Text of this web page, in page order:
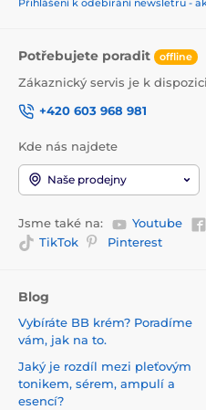
Přihlášení k odebírání newsletru -
Potřebujete poradit offline
Zákaznický servis je k dispozici
+420 603 968 981
Kde nás najdete
Naše prodejny
Jsme také na: Youtube
TikTok
Pinterest
Blog
Vybíráte BB krém? Poradíme
vám, jak na to.
Jaký je rozdíl mezi pleťovým
tonikem, sérem, ampulí a
esencí?